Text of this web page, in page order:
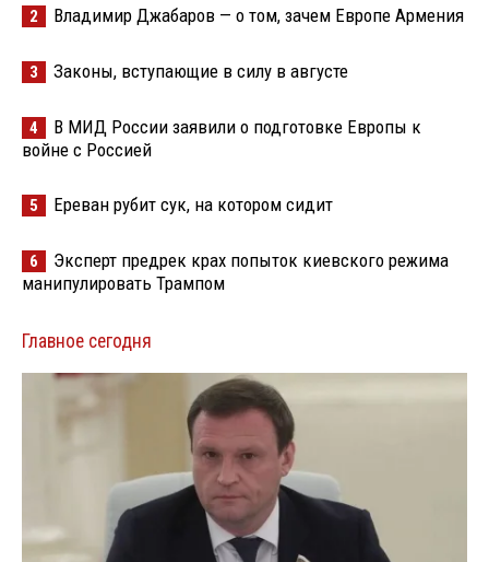
2 Владимир Джабаров — о том, зачем Европе Армения
3 Законы, вступающие в силу в августе
4
В МИД России заявили о подготовке Европы к
войне с Россией
5 Ереван рубит сук, на котором сидит
6
Эксперт предрек крах попыток киевского режима
манипулировать Трампом
Главное сегодня